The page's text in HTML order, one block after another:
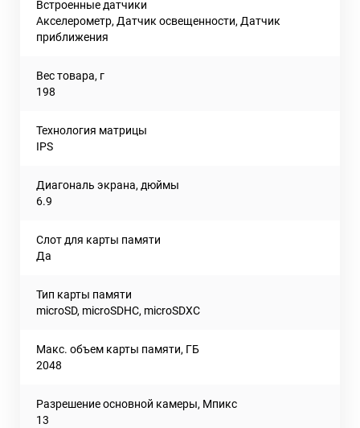
Встроенные датчики
Акселерометр, Датчик освещенности, Датчик
приближения
Вес товара, г
198
Технология матрицы
IPS
Диагональ экрана, дюймы
6.9
Слот для карты памяти
Да
Тип карты памяти
microSD, microSDHC, microSDXC
Макс. объем карты памяти, ГБ
2048
Разрешение основной камеры, Мпикс
13